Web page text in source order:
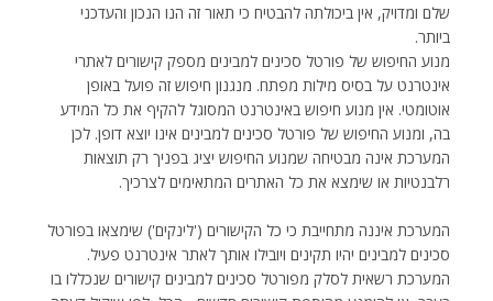
שלם ומדויק, אין ביכולתה להבטיח כי תאור זה הנו הנכון והעדכני
ביותר.
מנוע החיפוש של פורטל סכינים למבינים מספק קישורים לאתרי
אינטרנט על בסיס מילות מפתח. מנגנון חיפוש זה פועל באופן
אוטומטי. אין מנוע חיפוש באינטרנט המסוגל להקיף את כל המידע
בה, ומנוע החיפוש של פורטל סכינים למבינים אינו יוצא דופן. לכן
המערכת אינה מבטיחה שמנוע החיפוש יציג בפניך רק תוצאות
רלבנטיות או שימצא את כל האתרים המתאימים לצרכיך.
המערכת איננה מתחייבת כי כל הקישורים ('לינקים') שימצאו בפורטל
סכינים למבינים יהיו תקינים ויובילו אותך לאתר אינטרנט פעיל.
המערכת רשאית לסלק מפורטל סכינים למבינים קישורים שנכללו בו